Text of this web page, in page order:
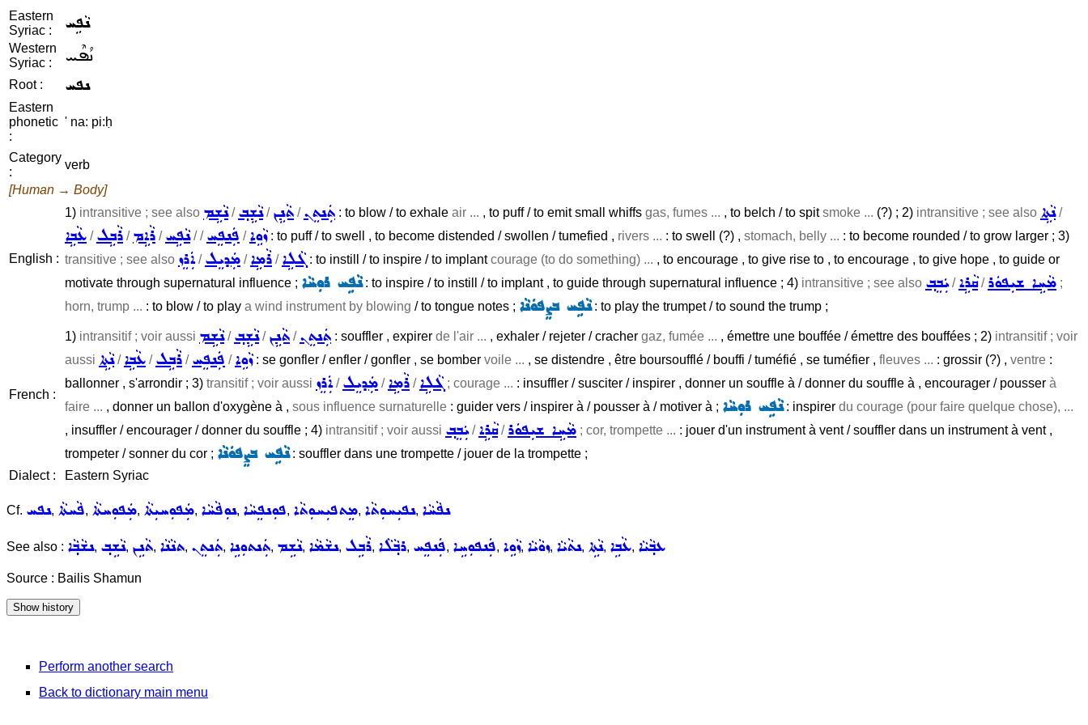
Eastern
Syriac :
ܢܵܦܹܚ
Western
Syriac :
ܢܳܦܶܚ
Root : ܢܦܚ
Eastern
phonetic
:
' na: pi:ḥ
Category
:
verb
[Human → Body]
English :
1) intransitive ; see also ܢܵܫܹܡ/ܢܵܫܹܒ݂/ ܬܵܢܹܢ /ܬܲܢܬܸܢ : to blow / to exhale air ... , to puff / to emit small whiffs gas, fumes ... , to belch / to spitsmoke ... (?) ; 2) intransitive ; see also ܢܵܬܹܐ/
ܥܵܒܹܐ /ܪܵܒܹܠ /ܪܵܐܹܡ /ܢܵܦܹܚ/ /ܦܲܢܦܸܚ /ܙܵܘܹܐ: to puff / to swell , to become distended / swollen / tumefied , rivers ... : to swell (?) , stomach, belly ... : to become rounded / to grow larger ; 3)
transitive ; see also ܐܲܪܸܙ/ܡܲܕܝܸܠ /ܪܵܡܹܐ /ܓܵܠܹܐ : to instill / to inspire / to implantcourage (to do something) ... , to encourage , to give rise to , to encourage , to give hope , to guide or
motivate through supernatural influence ; ܢܵܦܹܚ ܪܘܼܚܵܐ: to inspire / to instill / to implant , to guide through supernatural influence ; 4) intransitive ; see also ܝܲܒܸܒ݂/ܩܵܪܹܐ/ܡܵܚܹܐ ܫܝܼܦܘܿܪ ;
horn, trump ... : to blow / to play a wind instrument by blowing / to tongue notes ; ܢܵܦܹܚ ܒܨܸܦܘܿܢܵܐ: to play the trumpet / to sound the trump ;
French :
1) intransitif ; voir aussi ܢܵܫܹܡ/ܢܵܫܹܒ݂/ ܬܵܢܹܢ /ܬܲܢܬܸܢ : souffler , expirer de l'air ... , exhaler / rejeter / cracher gaz, fumée ... , émettre une bouffée / émettre des bouffées ; 2) intransitif ; voir
aussi ܢܵܬܹܐ/ܥܵܒܹܐ /ܪܵܒܹܠ /ܦܲܢܦܸܚ /ܙܵܘܹܐ: se gonfler / enfler / gonfler , se bomber voile ... , se distendre , être boursoufflé / bouffi / tuméfié , se tuméfier , fleuves ... : grossir (?) , ventre :
ballonner , s'arrondir ; 3) transitif ; voir aussi ܐܲܪܸܙ/ܡܲܕܝܸܠ /ܪܵܡܹܐ /ܓܵܠܹܐ ; courage ... : insuffler / susciter / inspirer , donner un souffle à / donner du souffle à , encourager / pousser à
faire ... , donner un ballon d'oxygène à , sous influence surnaturelle : guider vers / inspirer à / pousser à / motiver à ; ܢܵܦܹܚ ܪܘܼܚܵܐ: inspirer du courage (pour faire quelque chose), ...
, insuffler / encourager / donner du souffle ; 4) intransitif ; voir aussi ܝܲܒܸܒ݂/ܩܵܪܹܐ/ܡܵܚܹܐ ܫܝܼܦܘܿܪ ; cor, trompette ... : jouer d'un instrument à vent / souffler dans un instrument à vent ,
trompeter / sonner du cor ; ܢܵܦܹܚ ܒܨܸܦܘܿܢܵܐ: souffler dans une trompette / jouer de la trompette ;
Dialect :
Eastern Syriac
Cf. ܢܦܚ, ܦܵܚܬܵܐ, ܡܲܦܘܼܚܬܵܐ, ܡܲܦܘܼܚܝܼܬܵܐ, ܢܘܼܦܵܚܵܐ, ܦܘܼܢܦܸܚܵܐ, ܡܸܬܦܝܼܚܘܼܬܵܐ, ܢܦܝܼܚܘܼܬܵܐ, ܢܦܵܚܵܐ
See also : ܢܫܵܒ݂ܵܐ, ܢܵܫܹܒ݂, ܬܵܢܹܢ, ܬܢܵܢܵܐ, ܬܲܢܬܸܢ, ܬܲܢܬܘܼܢܹܐ, ܢܵܫܹܡ, ܢܫܵܡܵܐ, ܪܵܒܹܠ, ܪܒ݂ܵܠܵܐ, ܦܲܢܦܸܚ, ܦܲܢܦܘܼܚܹܐ, ܙܵܘܹܐ, ܙܘܵܝܵܐ, ܢܬܵܝܵܐ, ܢܵܬܹܐ, ܥܵܒܹܐ, ܥܒ݂ܵܝܵܐ
Source : Bailis Shamun
Perform another search
Back to dictionary main menu